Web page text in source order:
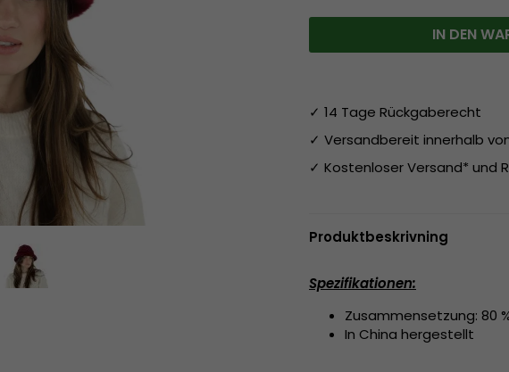
IN DEN
✓ 14 Tage Rückgaberecht
✓ Versandbereit innerhalb
✓ Kostenloser Versand* und
Produktbeskrivning
Spezifikationen:
Zusammensetzung: 80
In China hergestellt